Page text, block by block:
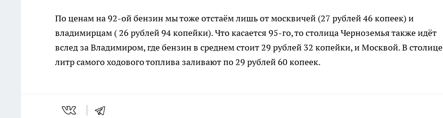
По ценам на 92-ой бензин мы тоже отстаём лишь от москвичей (27 рублей 46 копеек) и
владимирцам ( 26 рублей 94 копейки). Что касается 95-го, то столица Черноземья также идёт
вслед за Владимиром, где бензин в среднем стоит 29 рублей 32 копейки, и Москвой. В столице
литр самого ходового топлива заливают по 29 рублей 60 копеек.